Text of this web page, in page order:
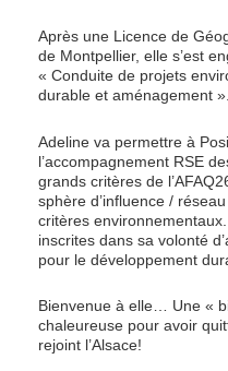
Après une Licence de
de Montpellier, elle s’est
« Conduite de projets
durable et aménagement ».
Adeline va permettre à
l’accompagnement RSE
grands critères de
sphère d’influence /
critères
inscrites dans sa volonté
pour le développement
Bienvenue à elle… Une «
chaleureuse pour avoir
rejoint l’Alsace!